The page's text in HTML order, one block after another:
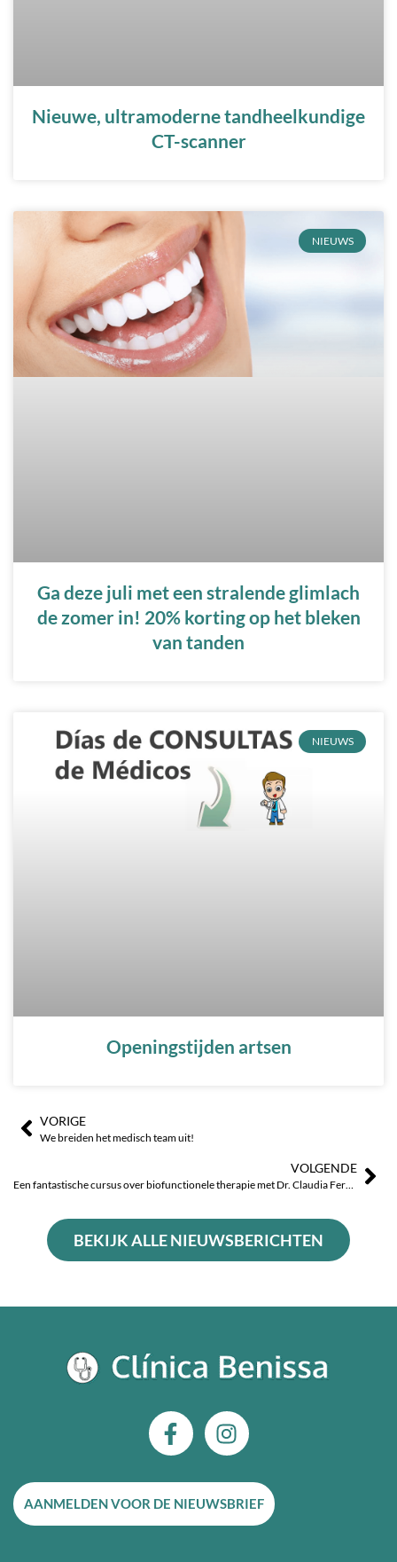
Nieuwe, ultramoderne tandheelkundige
CT-scanner
NIEUWS
Ga deze juli met een stralende glimlach
de zomer in! 20% korting op het bleken
van tanden
NIEUWS
Openingstijden artsen
Prev
VORIGE
We breiden het medisch team uit!
VOLGENDE
Een fantastische cursus over biofunctionele therapie met Dr. Claudia Fernandez Llamas!
BEKIJK ALLE NIEUWSBERICHTEN
F
a
e
b
o
I
n
t
a
g
AANMELDEN VOOR DE NIEUWSBRIEF